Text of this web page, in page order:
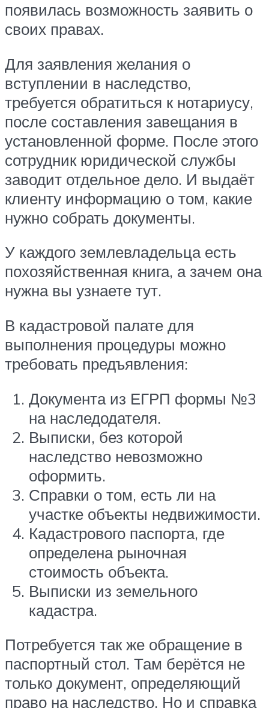
появилась возможность заявить о
своих правах.
Для заявления желания о
вступлении в наследство,
требуется обратиться к нотариусу,
после составления завещания в
установленной форме. После этого
сотрудник юридической службы
заводит отдельное дело. И выдаёт
клиенту информацию о том, какие
нужно собрать документы.
У каждого землевладельца есть
похозяйственная книга, а зачем она
нужна вы узнаете тут.
В кадастровой палате для
выполнения процедуры можно
требовать предъявления:
Документа из ЕГРП формы №3
на наследодателя.
Выписки, без которой
наследство невозможно
оформить.
Справки о том, есть ли на
участке объекты недвижимости.
Кадастрового паспорта, где
определена рыночная
стоимость объекта.
Выписки из земельного
кадастра.
Потребуется так же обращение в
паспортный стол. Там берётся не
только документ, определяющий
право на наследство. Но и справка